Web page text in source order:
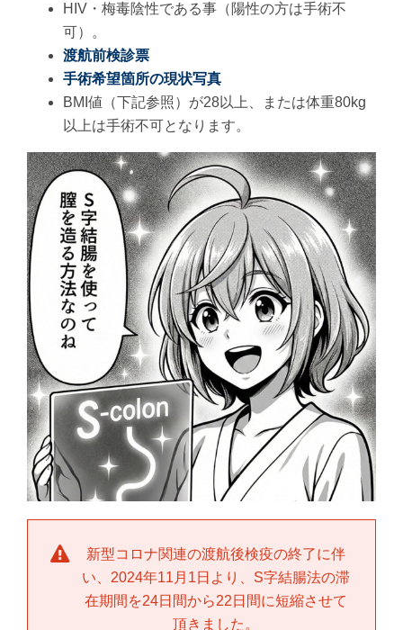
HIV・梅毒陰性である事（陽性の方は手術不
可）。
渡航前検診票
手術希望箇所の現状写真
BMI値（下記参照）が28以上、または体重80kg
以上は手術不可となります。
新型コロナ関連の渡航後検疫の終了に伴
い、2024年11月1日より、S字結腸法の滞
在期間を24日間から22日間に短縮させて
頂きました。